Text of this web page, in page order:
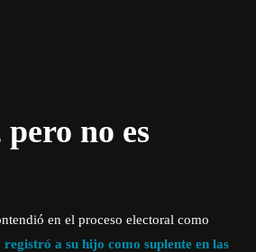
no es
en el proceso electoral como
a su hijo como suplente en las